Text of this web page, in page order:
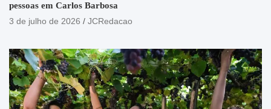
pessoas em Carlos Barbosa
3 de julho de 2026
JCRedacao